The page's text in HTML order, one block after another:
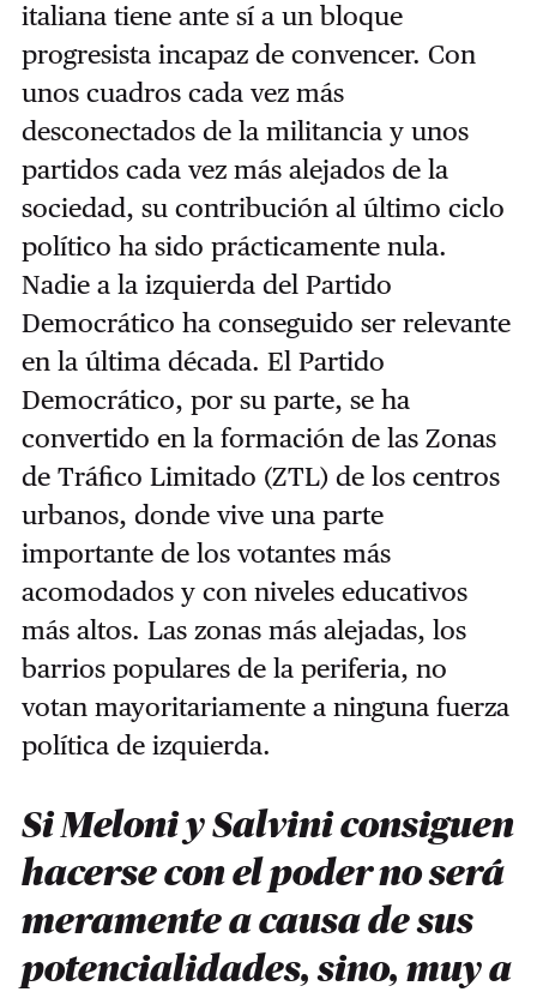
italiana tiene ante sí a un bloque
progresista incapaz de convencer. Con
unos cuadros cada vez más
desconectados de la militancia y unos
partidos cada vez más alejados de la
sociedad, su contribución al último ciclo
político ha sido prácticamente nula.
Nadie a la izquierda del Partido
Democrático ha conseguido ser relevante
en la última década. El Partido
Democrático, por su parte, se ha
convertido en la formación de las Zonas
de Tráfico Limitado (ZTL) de los centros
urbanos, donde vive una parte
importante de los votantes más
acomodados y con niveles educativos
más altos. Las zonas más alejadas, los
barrios populares de la periferia, no
votan mayoritariamente a ninguna fuerza
política de izquierda.
Si Meloni y Salvini consiguen
hacerse con el poder no será
meramente a causa de sus
potencialidades, sino, muy a